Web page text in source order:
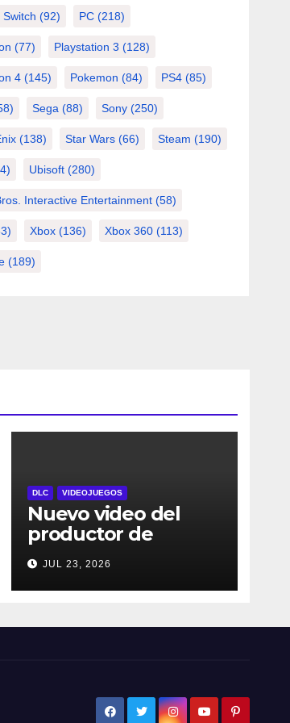
Switch (92) PC (218)
(77) Playstation 3 (128)
4 (145) Pokemon (84) PS4 (85)
Sega (88) Sony (250)
(138) Star Wars (66) Steam (190)
Ubisoft (280)
Interactive Entertainment (58)
Xbox (136) Xbox 360 (113)
(189)
DLC VIDEOJUEGOS
Nuevo video del
productor de
DRAGON BALL:
Sparking! ZERO
detalla el Super
DLC
JUL 23, 2026